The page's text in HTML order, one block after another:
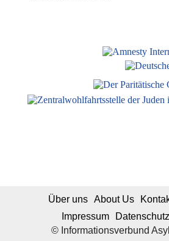
© Informationsverbund
Über uns About Us
Impressum
Datenschutz